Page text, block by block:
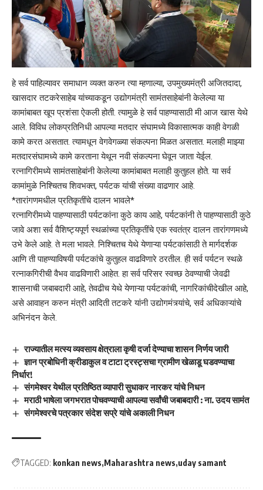
हे सर्व पाहिल्यावर समाधान व्यक्त करुन त्या म्हणाल्या, उपमुख्यमंत्री अजितदादा,
खासदार तटकरेसाहेब यांच्याकडून उद्योगमंत्री सामंतसाहेबांनी केलेल्या या
कामांबाबत खूप प्रशंसा ऐकली होती. त्यामुळे हे सर्व पाहण्यासाठी मी आज खास येथे
आले. विविध लोकप्रतिनिधी आपल्या मतदार संघामध्ये विकासात्मक काही वेगळी
कामे करत असतात. त्यामधून वेगवेगळ्या संकल्पना मिळत असतात. मलाही माझ्या
मतदारसंघामध्ये कामे करताना येथून नवी संकल्पना घेवून जाता येईल.
रत्नागिरीमध्ये सामंतसाहेबांनी केलेल्या कामांबाबत मलाही कुतुहल होते. या सर्व
कामांमुळे निश्चितच शिवभक्त, पर्यटक यांची संख्या वाढणार आहे.
*तारांगणमधील प्रतिकृतींचे दालन भावले*
रत्नागिरीमध्ये पाहण्यासाठी पर्यटकांना कुठे काय आहे, पर्यटकांनी ते पाहण्यासाठी कुठे
जावे अशा सर्व वैशिष्ट्यपूर्ण स्थळांच्या प्रतिकृतींचे एक स्वतंत्र दालन तारांगणमध्ये
उभे केले आहे. ते मला भावले. निश्चितच येथे येणाऱ्या पर्यटकांसाठी ते मार्गदर्शक
आणि ती पाहण्याविषयी पर्यटकांचे कुतुहल वाढविणारे ठरतील. ही सर्व पर्यटन स्थळे
रत्नाकगिरीची वैभव वाढविणारी आहेत. हा सर्व परिसर स्वच्छ ठेवण्याची जेवढी
शासनाची जबाबदारी आहे, तेवढीच येथे येणाऱ्या पर्यटकांची, नागरिकांचीदेखील आहे,
असे आवाहन करुन मंत्री आदिती तटकरे यांनी उद्योगमंत्र्यांचे, सर्व अधिकाऱ्यांचे
अभिनंदन केले.
राज्यातील मत्स्य व्यवसाय क्षेत्राला कृषी दर्जा देण्याचा शासन निर्णय जारी
ज्ञान प्रबोधिनी क्रीडाकुल व टाटा ट्रस्ट्सचा ग्रामीण खेळाडू घडवण्याचा
निर्धार!
संगमेश्वर येथील प्रतिष्ठित व्यापारी सुधाकर नारकर यांचे निधन
मराठी भाषेला जगभरात पोचवण्याची आपल्या सर्वांची जबाबदारी : ना. उदय सामंत
संगमेश्वरचे पत्रकार संदेश सप्रे यांचे अकाली निधन
TAGGED: konkan news Maharashtra news uday samant